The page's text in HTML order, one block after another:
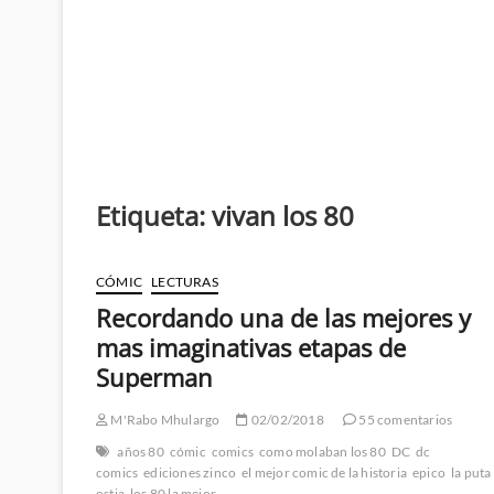
Etiqueta:vivan los 80
CÓMIC LECTURAS
Recordando una de las mejores y
mas imaginativas etapas de
Superman
M'Rabo Mhulargo 02/02/2018
55 comentarios
años 80 cómic comics como molaban los 80 DC dc
comics ediciones zinco el mejor comic de la historia epico la puta